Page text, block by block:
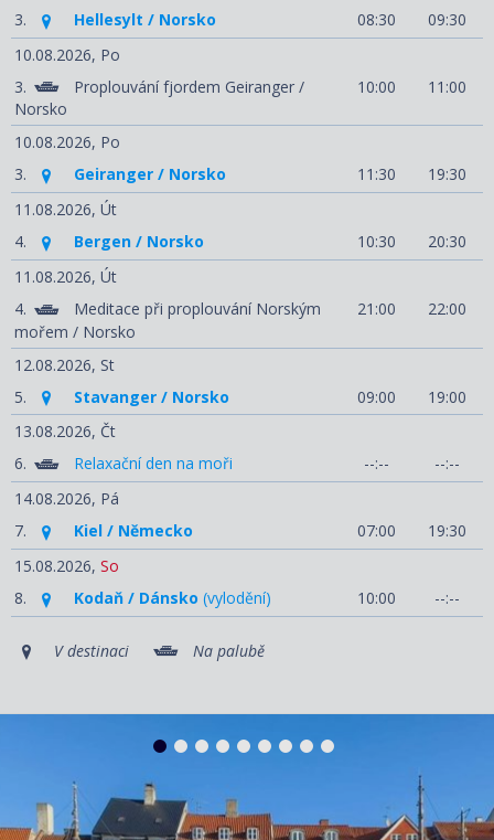
3.
Hellesylt / Norsko 08:30
09:30
10.08.2026, Po
3.
Proplouvání fjordem Geiranger /
Norsko
10:00 11:00
10.08.2026, Po
3.
Geiranger / Norsko 11:30
19:30
11.08.2026, Út
4.
Bergen / Norsko 10:30
20:30
11.08.2026, Út
4.
Meditace při proplouvání Norským
mořem / Norsko
21:00 22:00
12.08.2026, St
5.
Stavanger / Norsko 09:00
19:00
13.08.2026, Čt
6.
Relaxační den na moři --:--
--:--
14.08.2026, Pá
7.
Kiel / Německo 07:00
19:30
15.08.2026, So
8.
Kodaň / Dánsko (vylodění) 10:00 --:--
V destinaci Na palubě